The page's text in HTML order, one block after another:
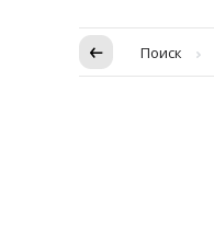
Пропуск в контексте
Поиск